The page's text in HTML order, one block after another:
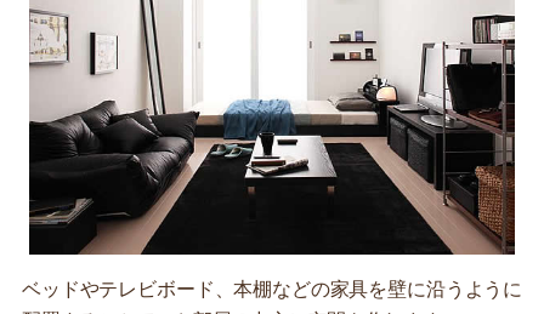
ベッドやテレビボード、本棚などの家具を壁に沿うように